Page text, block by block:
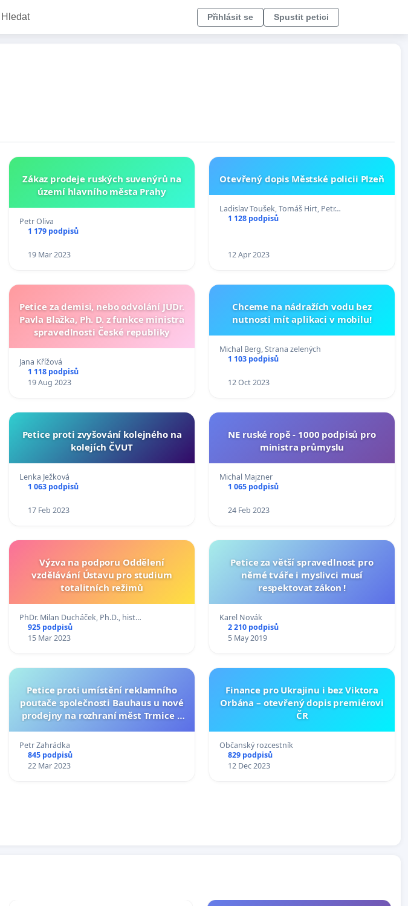
Hledat Přihlásit se Spustit petici
Zákaz prodeje ruských suvenýrů na
území hlavního města Prahy
Petr Oliva
1 179 podpisů
19 Mar 2023
Otevřený dopis Městské policii Plzeň
Ladislav Toušek, Tomáš Hirt, Petr…
1 128 podpisů
12 Apr 2023
Petice za demisi, nebo odvolání JUDr.
Pavla Blažka, Ph. D. z funkce ministra
spravedlnosti České republiky
Jana Křížová
1 118 podpisů
19 Aug 2023
Chceme na nádražích vodu bez
nutnosti mít aplikaci v mobilu!
Michal Berg, Strana zelených
1 103 podpisů
12 Oct 2023
Petice proti zvyšování kolejného na
kolejích ČVUT
Lenka Ježková
1 063 podpisů
17 Feb 2023
NE ruské ropě - 1000 podpisů pro
ministra průmyslu
Michal Majzner
1 065 podpisů
24 Feb 2023
Výzva na podporu Oddělení
vzdělávání Ústavu pro studium
totalitních režimů
PhDr. Milan Ducháček, Ph.D., hist…
925 podpisů
15 Mar 2023
Petice za větší spravedlnost pro
němé tváře i myslivci musí
respektovat zákon !
Karel Novák
2 210 podpisů
5 May 2019
Petice proti umístění reklamního
poutače společnosti Bauhaus u nové
prodejny na rozhraní měst Trmice a
Petr Zahrádka
845 podpisů
22 Mar 2023
Finance pro Ukrajinu i bez Viktora
Orbána – otevřený dopis premiérovi
ČR
Občanský rozcestník
829 podpisů
12 Dec 2023